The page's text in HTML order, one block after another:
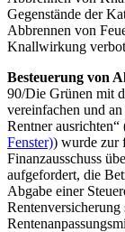
Gegenstände der
Abbrennen von
Knallwirkung
Besteuerung von
90/Die Grünen mit
vereinfachen und
Rentner ausrichten“
Fenster)) wurde zur
Finanzausschuss
aufgefordert, die
Abgabe einer